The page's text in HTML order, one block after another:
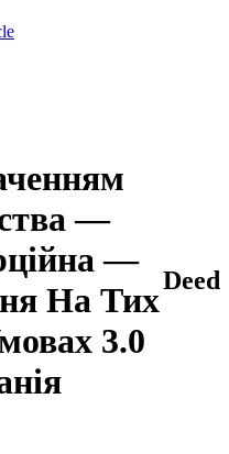
—
—
На Тих
3.0
Deed